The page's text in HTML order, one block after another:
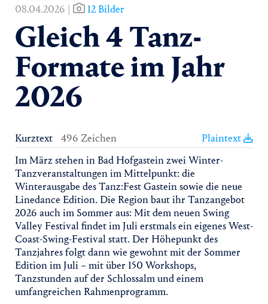
08.04.2026 | 12 Bilder
Gleich 4 Tanz-
Formate im Jahr
2026
Kurztext 496 Zeichen
Plaintext
Im März stehen in Bad Hofgastein zwei Winter-
Tanzveranstaltungen im Mittelpunkt: die
Winterausgabe des Tanz:Fest Gastein sowie die neue
Linedance Edition. Die Region baut ihr Tanzangebot
2026 auch im Sommer aus: Mit dem neuen Swing
Valley Festival findet im Juli erstmals ein eigenes West-
Coast-Swing-Festival statt. Der Höhepunkt des
Tanzjahres folgt dann wie gewohnt mit der Sommer
Edition im Juli – mit über 150 Workshops,
Tanzstunden auf der Schlossalm und einem
umfangreichen Rahmenprogramm.